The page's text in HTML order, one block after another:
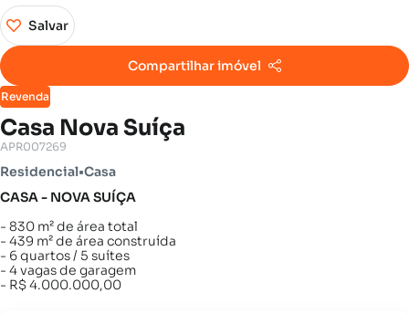
Revenda
Casa Nova Suíça
Salvar
Compartilhar imóvel
APR007269
Residencial•Casa
CASA - NOVA SUÍÇA
- 830 m² de área total
- 439 m² de área construída
- 6 quartos / 5 suítes
- 4 vagas de garagem
- R$ 4.000.000,00